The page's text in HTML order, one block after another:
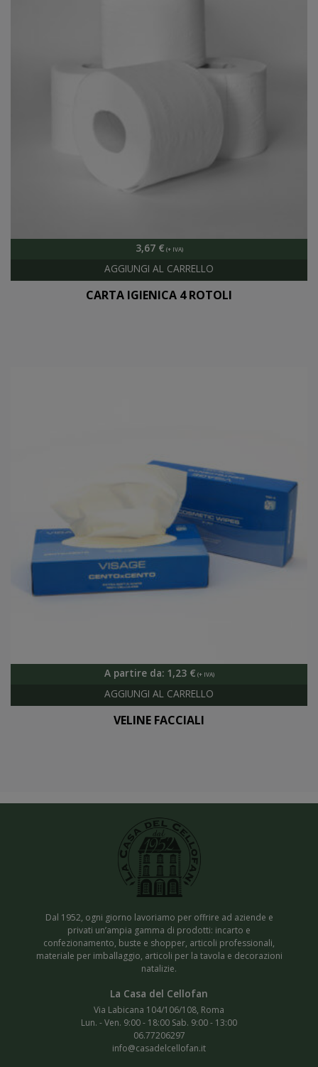
3,67 €
CARTA IGIENICA 4 ROTOLI
A partire da: 1,23 €
VELINE FACCIALI
Dal 1952, ogni giorno lavoriamo per offrire ad aziende e
privati un’ampia gamma di prodotti: incarto e
confezionamento, buste e shopper, articoli professionali,
materiale per imballaggio, articoli per la tavola e decorazioni
natalizie.
Via Labicana 104/106/108, Roma
Lun. - Ven. 9:00 - 18:00 Sab. 9:00 - 13:00
06.77206297
info@casadelcellofan.it